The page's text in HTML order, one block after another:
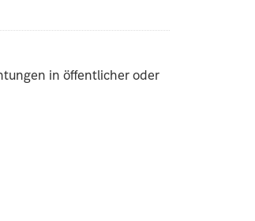
in öffentlicher oder